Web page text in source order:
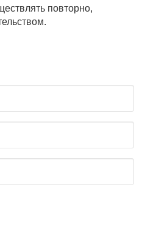
повторно,